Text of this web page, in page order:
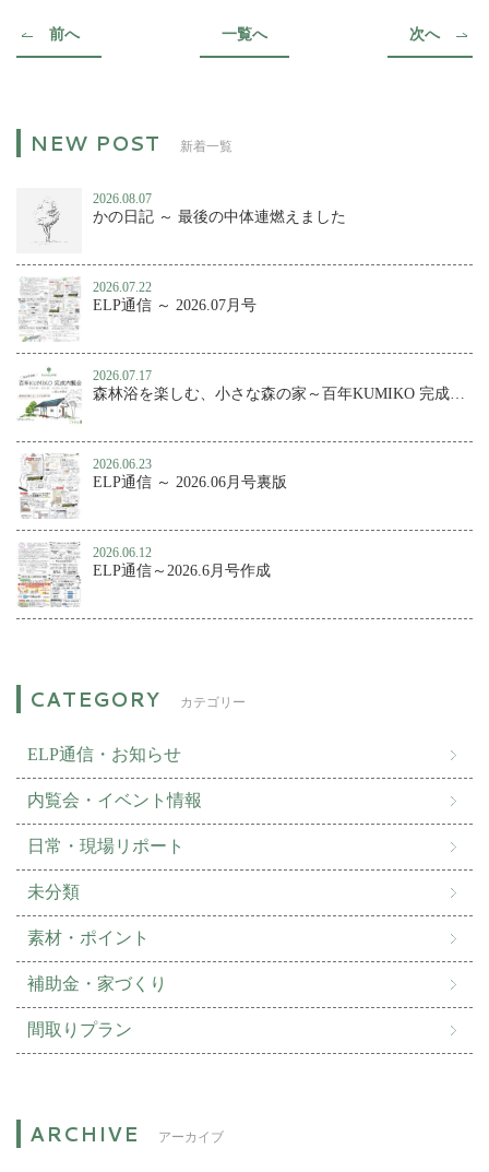
前へ 一覧へ 次へ
新着一覧
2026.08.07
かの日記 ～ 最後の中体連燃えました
2026.07.22
ELP通信 ～ 2026.07月号
2026.07.17
2026.06.23
ELP通信 ～ 2026.06月号裏版
2026.06.12
ELP通信～2026.6月号作成
カテゴリー
ELP通信・お知らせ
内覧会・イベント情報
日常・現場リポート
未分類
素材・ポイント
補助金・家づくり
間取りプラン
アーカイブ